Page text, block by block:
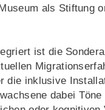
als Stiftung
ist die
die inklusive
dabei